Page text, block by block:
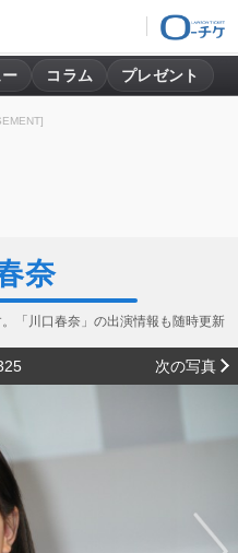
コラム プレゼント
奈
「川口春奈」の出演情報も随時更新
次の写真